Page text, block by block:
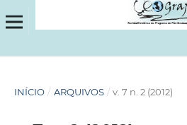
INÍCIO / ARQUIVOS / v. 7 n. 2 (2012)